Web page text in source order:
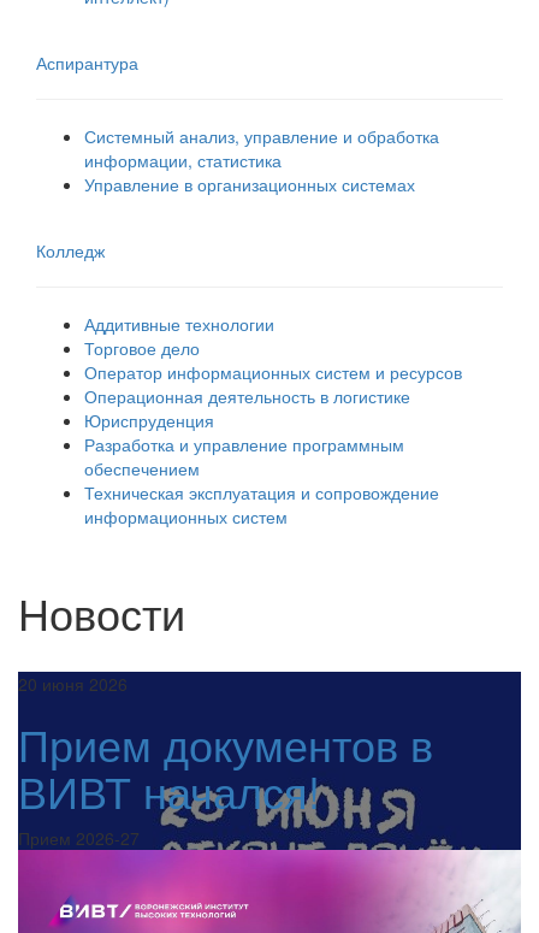
Аспирантура
Системный анализ, управление и обработка
информации, статистика
Управление в организационных системах
Колледж
Аддитивные технологии
Торговое дело
Оператор информационных систем и ресурсов
Операционная деятельность в логистике
Юриспруденция
Разработка и управление программным
обеспечением
Техническая эксплуатация и сопровождение
информационных систем
Новости
20 июня 2026
Прием документов в
ВИВТ начался!
Прием 2026-27